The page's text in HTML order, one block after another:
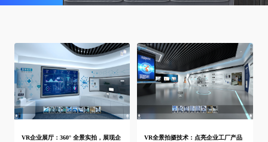
VR企业展厅：360° 全景实拍，展现企 VR全景拍摄技术：点亮企业工厂产品